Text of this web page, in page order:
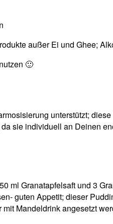
außer Ei und Ghee;
🙂
unterstützt;
sie individuell an Deinen
ml Granatapfelsaft und 3
guten Appetit; dieser
Mandeldrink angesetzt